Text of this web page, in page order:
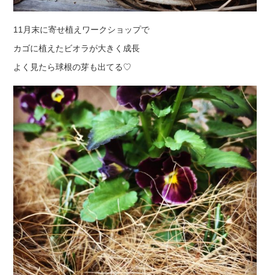
11月末に寄せ植えワークショップで
カゴに植えたビオラが大きく成長
よく見たら球根の芽も出てる♡